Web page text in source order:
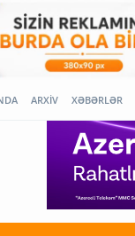
ARXİV XƏBƏRLƏR